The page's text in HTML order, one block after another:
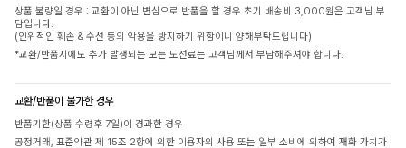
상품 불량일 경우 : 교환이 아닌 변심으로 반품을 할 경우 초기 배송비 3,000원은 고객님 부
담입니다.
(인위적인 훼손 & 수선 등의 악용을 방지하기 위함이니 양해부탁드립니다)
*교환/반품시에도 추가 발생되는 모든 도선료는 고객님께서 부담해주셔야 합니다.
교환/반품이 불가한 경우
반품기한(상품 수령후 7일)이 경과한 경우
공정거래, 표준약관 제 15조 2항에 의한 이용자의 사용 또는 일부 소비에 의하여 재화 가치가